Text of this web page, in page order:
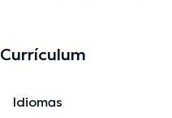
Currículum
Idiomas